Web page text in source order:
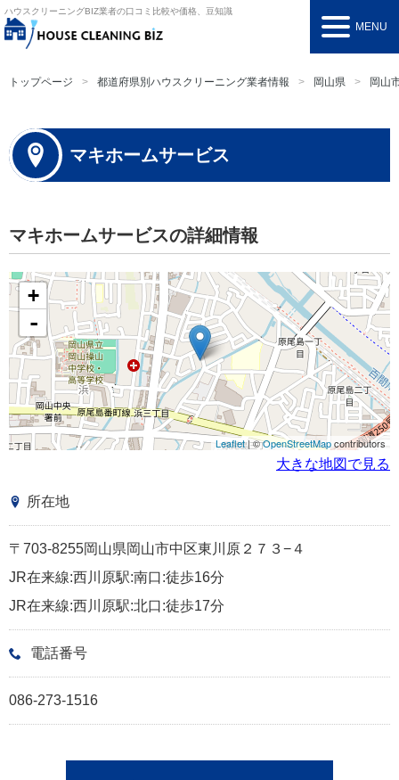
ハウスクリーニングBIZ業者の口コミ比較や価格、豆知識
MENU
トップページ 都道府県別ハウスクリーニング業者情報 岡山県 岡山
マキホームサービス
マキホームサービスの詳細情報
+
-
Leaflet| ©OpenStreetMapcontributors
大きな地図で見る
所在地
〒703-8255岡山県岡山市中区東川原２７３−４
JR在来線:西川原駅:南口:徒歩16分
JR在来線:西川原駅:北口:徒歩17分
電話番号
086-273-1516